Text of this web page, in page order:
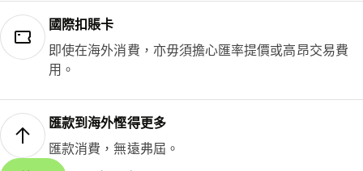
國際扣賬卡
即使在海外消費，亦毋須擔心匯率提價或高昂交易費
用。
匯款到海外慳得更多
匯款消費，無遠弗屆。